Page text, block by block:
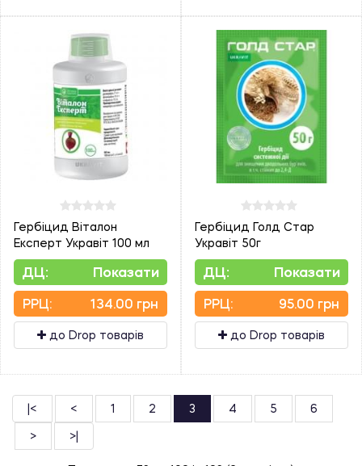
Гербіцид Віталон
Експерт Укравіт 100 мл
ДЦ: Показати
PPЦ: 134.00 грн
до Drop товарів
Гербіцид Голд Стар
Укравіт 50г
ДЦ: Показати
PPЦ: 95.00 грн
до Drop товарів
|< < 1 2 3 4 5
6
>
>|